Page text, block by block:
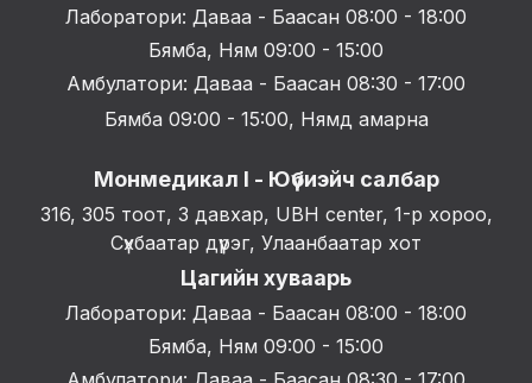
Лаборатори: Даваа - Баасан 08:00 - 18:00
Бямба, Ням 09:00 - 15:00
Амбулатори: Даваа - Баасан 08:30 - 17:00
Бямба 09:00 - 15:00, Нямд амарна
Монмедикал I - Юүбиэйч салбар
316, 305 тоот, 3 давхар, UBH center, 1-р хороо,
Сүхбаатар дүүрэг, Улаанбаатар хот
Цагийн хуваарь
Лаборатори: Даваа - Баасан 08:00 - 18:00
Бямба, Ням 09:00 - 15:00